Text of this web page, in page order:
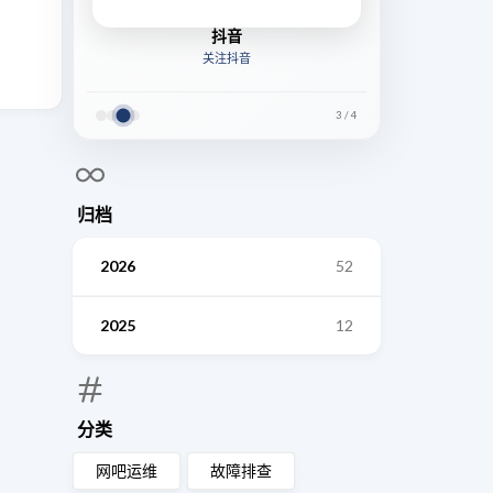
抖音
关注抖音
3 /4
归档
2026 52
2025 12
分类
网吧运维 故障排查